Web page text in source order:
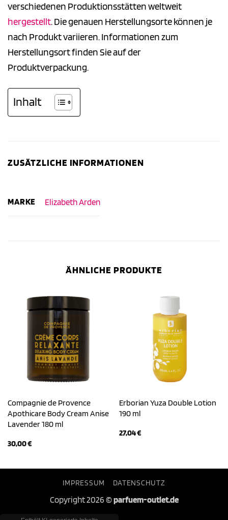
verschiedenen Produktionsstätten weltweit
hergestellt. Die genauen Herstellungsorte können je
nach Produkt variieren. Informationen zum
Herstellungsort finden Sie auf der
Produktverpackung.
Inhalt
ZUSÄTZLICHE INFORMATIONEN
MARKE Elizabeth Arden
ÄHNLICHE PRODUKTE
Compagnie de Provence
Apothicare Body Cream Anise
Lavender 180 ml
30,00€
Erborian Yuza Double Lotion
190 ml
27,04€
IMPRESSUM DATENSCHUTZ
Copyright 2026 ©parfuem-outlet.de